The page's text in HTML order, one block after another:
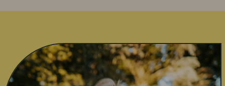
Ik zoek iets onder 60 euro